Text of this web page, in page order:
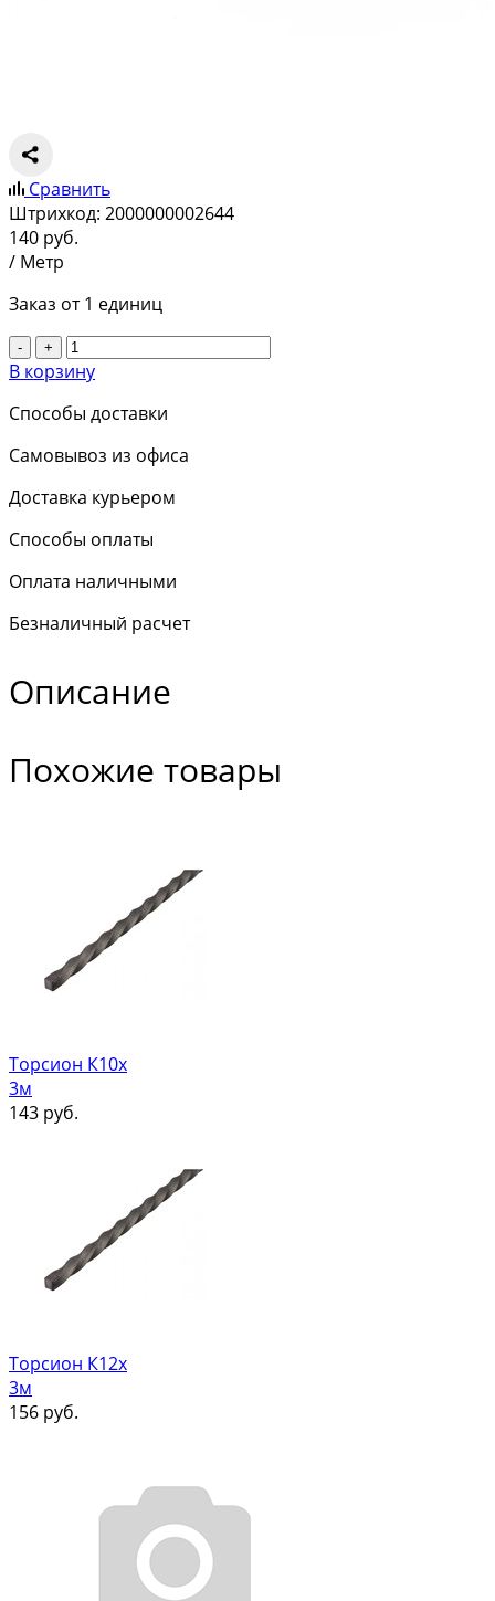
Сравнить
Штрихкод: 2000000002644
140 руб.
/ Метр
Заказ от 1 единиц
- +
В корзину
Способы доставки
Самовывоз из офиса
Доставка курьером
Способы оплаты
Оплата наличными
Безналичный расчет
Описание
Похожие товары
Торсион К10х
3м
143 руб.
Торсион К12х
3м
156 руб.